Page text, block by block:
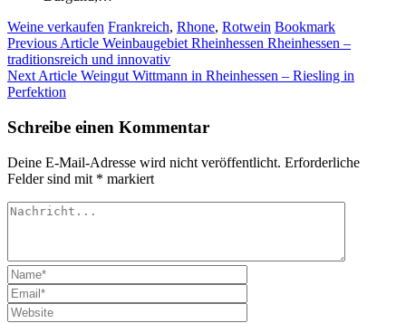
Weine verkaufen Frankreich, Rhone, Rotwein Bookmark
Previous Article Weinbaugebiet Rheinhessen Rheinhessen –
traditionsreich und innovativ
Next Article Weingut Wittmann in Rheinhessen – Riesling in
Perfektion
Schreibe einen Kommentar
Deine E-Mail-Adresse wird nicht veröffentlicht. Erforderliche
Felder sind mit * markiert